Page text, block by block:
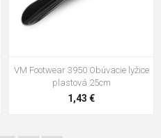
VM Footwear 3102 Šnúrky ploché
0,79 €